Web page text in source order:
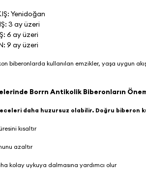
Yenidoğan
3 ay üzeri
6 ay üzeri
9 ay üzeri
biberonlarda kullanılan emzikler, yaşa uygun
Borrn Antikolik Biberonların
daha huzursuz olabilir. Doğru biberon
kısaltır
azaltır
kolay uykuya dalmasına yardımcı olur